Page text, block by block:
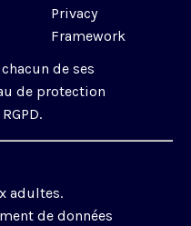
Privacy
Framework
de ses
de protection
adultes.
de données